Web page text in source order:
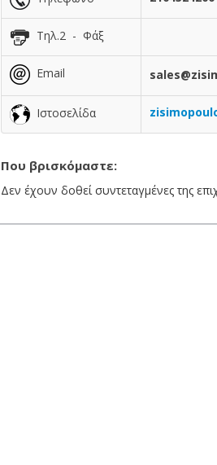
Τηλ.2 - Φάξ
Email
Ιστοσελίδα
Που βρισκόμαστε:
Δεν έχουν δοθεί συντεταγμένες της